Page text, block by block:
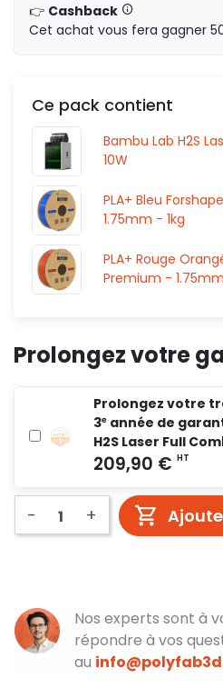
1
0,00 €
2
0,00 € HT
👉 Cashback
Cet achat vous fera gagner
Ce pack contient
Bambu Lab H2S
10W
PLA+ Bleu
1.75mm - 1kg
PLA+ Rouge
Premium -
Prolongez votre
Prolongez votre
3ᵉ année de
H2S Laser Full
- +
Nos experts sont à
répondre à vos
au